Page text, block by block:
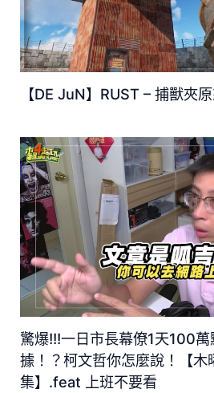
【DE JuN】RUST – 捕獸夾
驚爆!!!一日市長幕僚1天100
據！？柯文哲你怎麼說！【木
集】.feat 上班不要看